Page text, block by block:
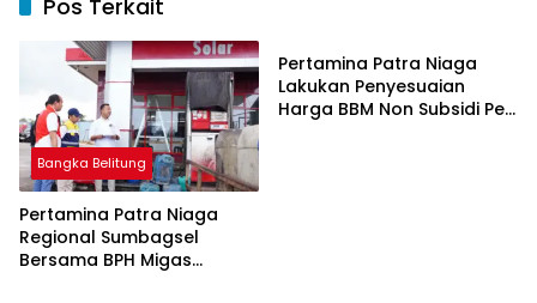
Pos Terkait
Bangka Belitung
Pertamina Patra Niaga
Regional Sumbagsel
Bersama BPH Migas
Pertamina Patra Niaga
Lakukan Penyesuaian
Harga BBM Non Subsidi Per
Bangka Belitung